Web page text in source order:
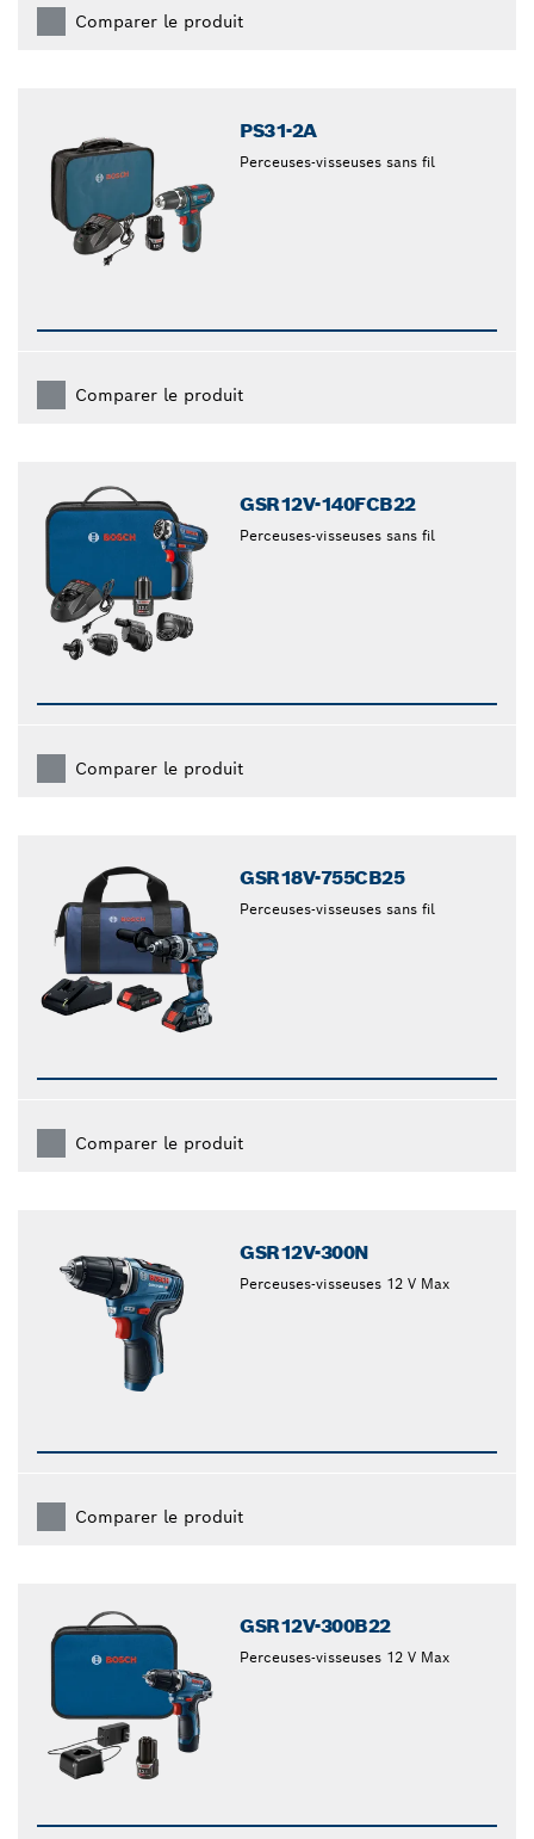
Comparer le produit
PS31-2A
Perceuses-visseuses sans fil
Comparer le produit
GSR12V-140FCB22
Perceuses-visseuses sans fil
Comparer le produit
GSR18V-755CB25
Perceuses-visseuses sans fil
Comparer le produit
GSR12V-300N
Perceuses-visseuses 12 V Max
Comparer le produit
GSR12V-300B22
Perceuses-visseuses 12 V Max